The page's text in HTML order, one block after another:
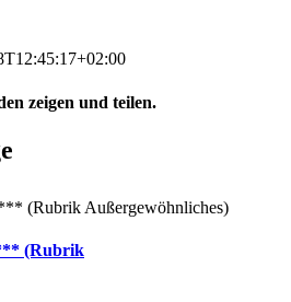
zeigen und teilen.
(Rubrik